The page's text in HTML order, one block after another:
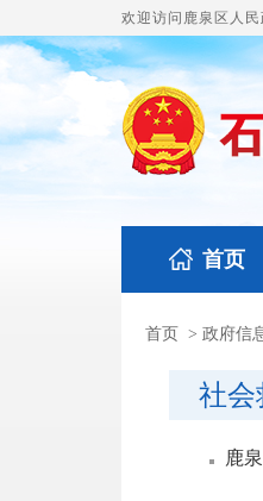
欢迎访问鹿泉区人民
首页
国
首页 > 政府信
社会
鹿